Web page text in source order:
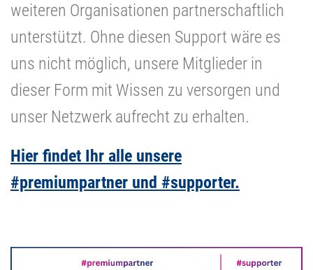
weiteren Organisationen partnerschaftlich
unterstützt. Ohne diesen Support wäre es
uns nicht möglich, unsere Mitglieder in
dieser Form mit Wissen zu versorgen und
unser Netzwerk aufrecht zu erhalten.
Hier findet Ihr alle unsere
#premiumpartner und #supporter.